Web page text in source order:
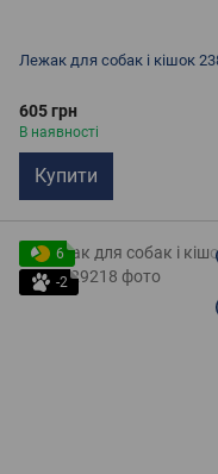
Лежак для собак і кішок
605 грн
В наявності
Купити
6
-2